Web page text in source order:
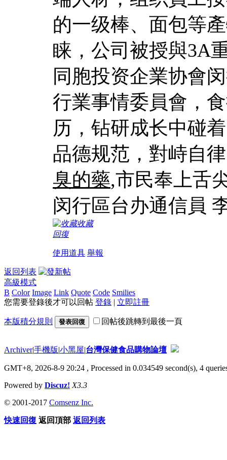
的一级棒、面包等
睐，公司被授與3A
同胞投资企業协會
行業事情委員會，
历，钻研成长中碰
品德规范，對峙自
臭的藥,市民奉上舌
闵行區台办通信員
收藏
回復
使用道具 舉報
返回列表
高級模式
B Color Image Link Quote Code Smilies
您需要登錄後才可以回帖 登錄 | 立即註冊
本版積分規則 發表回復 回帖後跳轉到最後一頁
Archiver|手機版|小黑屋|台灣保健食品購物論壇
GMT+8, 2026-8-9 20:24 , Processed in 0.034549 second(s), 4
Powered by Discuz! X3.3
© 2001-2017 Comsenz Inc.
快速回復 返回頂部 返回列表